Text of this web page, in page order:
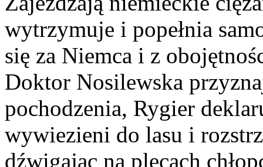
wytrzymuje i popełnia
się za Niemca i z
Doktor Nosilewska
pochodzenia, Rygier
wywiezieni do lasu i
dźwigając na plecach